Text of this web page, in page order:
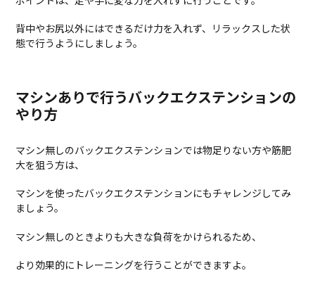
背中やお尻以外にはできるだけ力を入れず、リラックスした状
態で行うようにしましょう。
マシンありで行うバックエクステンションの
やり方
マシン無しのバックエクステンションでは物足りない方や筋肥
大を狙う方は、
マシンを使ったバックエクステンションにもチャレンジしてみ
ましょう。
マシン無しのときよりも大きな負荷をかけられるため、
より効果的にトレーニングを行うことができますよ。